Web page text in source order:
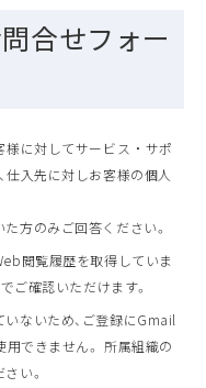
合せフォー
様に対してサービス ・ サポ
仕入先に対しお客様の個人
方のみご回答ください。
閲覧履歴を取得していま
でご確認いただけます。
ないため、ご登録にGmail
できません。 所属組織の
い。